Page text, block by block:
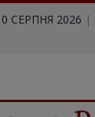
СЕРПНЯ 2026 |